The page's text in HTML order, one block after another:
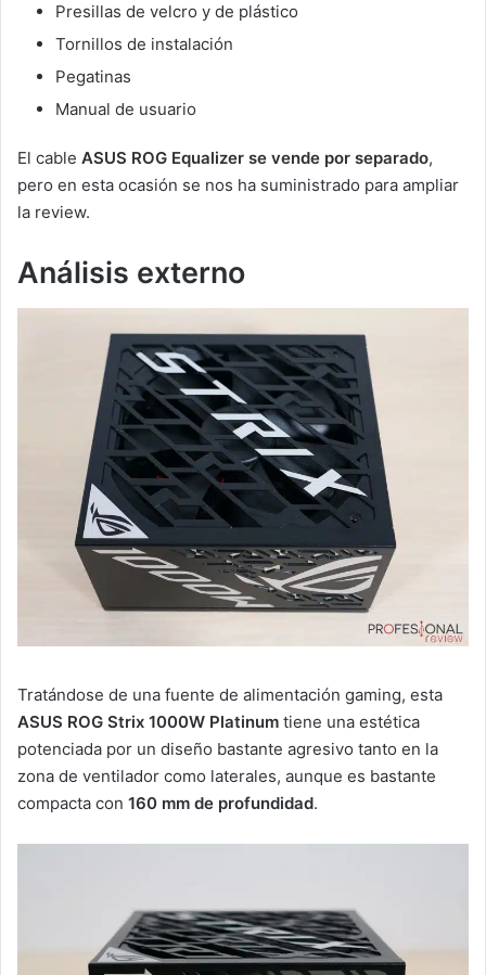
Presillas de velcro y de plástico
Tornillos de instalación
Pegatinas
Manual de usuario
El cable ASUS ROG Equalizer se vende por separado,
pero en esta ocasión se nos ha suministrado para ampliar
la review.
Análisis externo
Tratándose de una fuente de alimentación gaming, esta
ASUS ROG Strix 1000W Platinum tiene una estética
potenciada por un diseño bastante agresivo tanto en la
zona de ventilador como laterales, aunque es bastante
compacta con 160 mm de profundidad.